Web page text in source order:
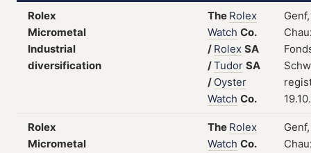
Rolex
Micrometal
Industrial
diversification
The Rolex
Watch Co.
/ Rolex SA
/Tudor SA
/ Oyster
Watch Co.
Rolex
Micrometal
The Rolex
Watch Co.